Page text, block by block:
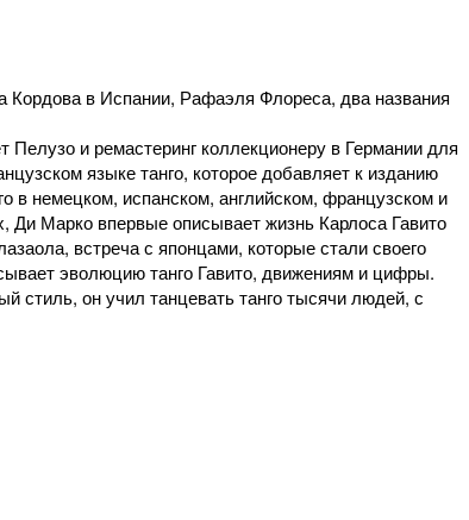
Кордова в Испании, Рафаэля Флореса, два названия
и ремастеринг коллекционеру в Германии для
языке танго, которое добавляет к изданию
в немецком, испанском, английском, французском и
Ди Марко впервые описывает жизнь Карлоса Гавито
встреча с японцами, которые стали своего
эволюцию танго Гавито, движениям и цифры.
стиль, он учил танцевать танго тысячи людей, с